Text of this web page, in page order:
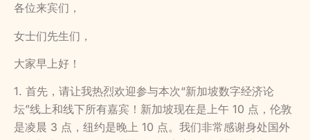
各位来宾们，
女士们先生们，
大家早上好！
1. 首先，请让我热烈欢迎参与本次“新加坡数字经济论
坛”线上和线下所有嘉宾！新加坡现在是上午 10 点，伦敦
是凌晨 3 点，纽约是晚上 10 点。我们非常感谢身处国外